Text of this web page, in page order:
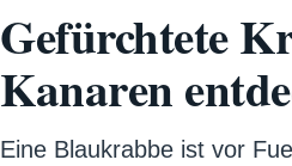
Gefürchtete
Kanaren
Eine Blaukrabbe ist vor